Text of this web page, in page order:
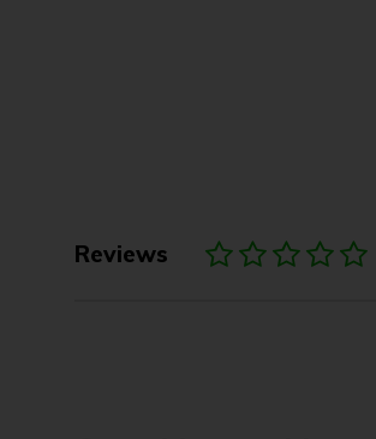
Reviews